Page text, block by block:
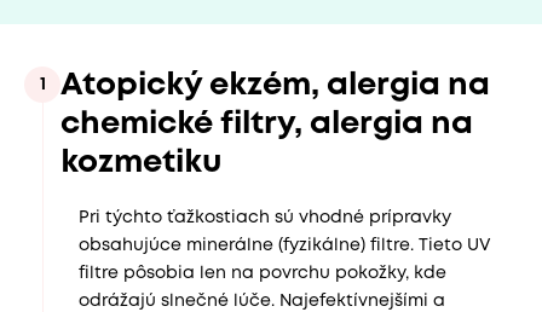
1
Atopický ekzém, alergia na
chemické filtry, alergia na
kozmetiku
Pri týchto ťažkostiach sú vhodné prípravky
obsahujúce minerálne (fyzikálne) filtre. Tieto UV
filtre pôsobia len na povrchu pokožky, kde
odrážajú slnečné lúče. Najefektívnejšími a